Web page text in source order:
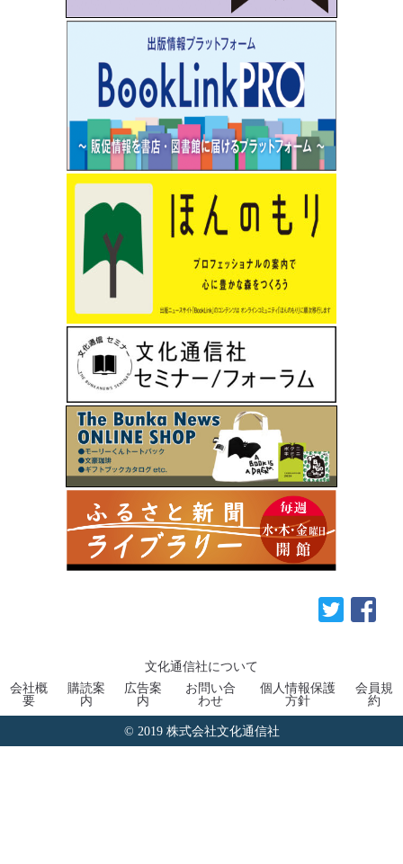
文化通信社について
会社概
要
購読案
内
広告案
内
お問い合
わせ
個人情報保護
方針
会員規
約
© 2019 株式会社文化通信社